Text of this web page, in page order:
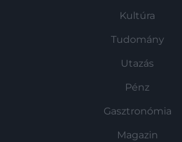
Kultúra
Tudomány
Utazás
Pénz
Gasztronómia
Magazin